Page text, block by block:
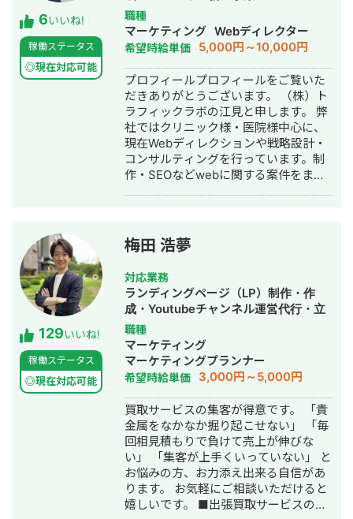
量のページを作成するようないわゆる
データベース型のサイトの構築も得意
です。 競合が対応しきれないような細
かいキーワードまで対策して、お問合
せにつなげる戦略でお客様の売上に貢
献します。 少し珍しいキャリアの特徴
として、Fリーグ（フットサル日本トッ
プリーグ）のエスポラーダ北海道、バ
サジィ大分でプロ選手として活動しな
がらWeb制作の経験を積んできました
（バサジィ大分在籍時は完全プロ契約
のため1年間休職）。 アスリートとし
ロジェクトに全力で取り組みます。
6いいね!
稼働ステータス
◎現在対応可能
用代行・記事作成代行・ライティン
グ・翻訳・ホームページ制作・作成・
バナー制作・デザイン・ロゴデザイ
ン・作成・イラスト制作・リスティン
グ広告運用代行
職種
マーケティング Webディレクター
希望時給単価 5,000円～10,000円
プロフィールプロフィールをご覧いた
だきありがとうございます。 （株）ト
ラフィックラボの江見と申します。 弊
社ではクリニック様・医院様中心に、
現在Webディレクションや戦略設計・
コンサルティングを行っています。制
作・SEOなどwebに関する案件をまる
また、常にレスを早めに対応を心がけ
ておりまして24時間365日対応が可能
です。 実際、弊社は地域名＋施術で上
位表示が得意得意で、かなりの施術名
をハックしています。 また、医療広告
ガイドライン、薬機法にも対応した知
見もあり安全性にも対応しておりま
す。 ■実績■ ・某美容系ビックワード
で圏外→10位以内（半年） ・美容施術
系ビッグワード 2位 ・新規患者数PV
が3ヶ月で２倍 ・半年で新規患者数が
1.5倍！
129いいね!
稼働ステータス
◎現在対応可能
梅田 浩夢
対応業務
ランディングページ（LP）制作・作
成・Youtubeチャンネル運営代行・立
ち上げ・SEO対策・SNS運用代行・記
事作成代行・ライティング・ホームペ
ージ制作・作成・リスティング広告運
用代行・オウンドメディア制作・構
築・運用代行
職種
マーケティング
マーケティングプランナー
希望時給単価 3,000円～5,000円
買取サービスの集客が得意です。 「貴
金属をなかなか掘り起こせない」 「毎
回相見積もりで負けて売上が伸びな
い」 「集客が上手くいっていない」 と
お悩みの方、お力添え出来る自信があ
ります。 お気軽にご相談いただけると
嬉しいです。 ■出張買取サービスの集